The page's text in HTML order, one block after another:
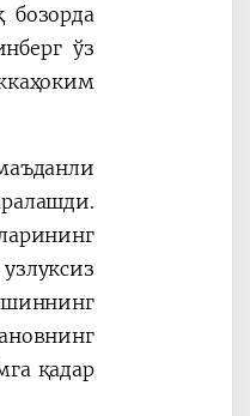
бозорда
ўз
қадар